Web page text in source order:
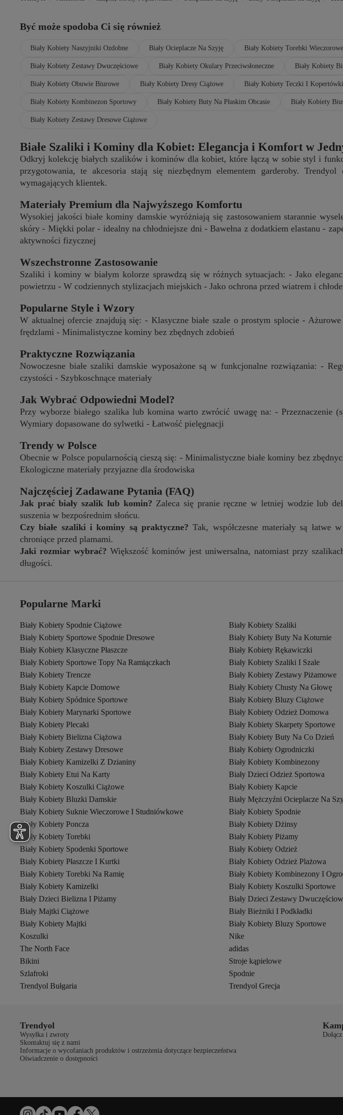
Być może spodoba Ci się również
Biały Kobiety Naszyjniki Ozdobne Biały Ocieplacze Na Szyję Biały Kobiety Torebki Wieczorowe
Biały Kobiety Zestawy Dwuczęściowe Biały Kobiety Okulary Przeciwsłoneczne Biały Kobiety
Biały Kobiety Obuwie Biurowe Biały Kobiety Dresy Ciążowe Biały Kobiety Teczki I Kopertówki
Biały Kobiety Kombinezon Sportowy Biały Kobiety Buty Na Płaskim Obcasie Biały Kobiety
Biały Kobiety Zestawy Dresowe Ciążowe
Białe Szaliki i Kominy dla Kobiet: Elegancja i Komfort w
Odkryj kolekcję białych szalików i kominów dla kobiet, które łączą w sobie styl i
przygotowania, te akcesoria stają się niezbędnym elementem garderoby.
wymagających klientek.
Materiały Premium dla Najwyższego Komfortu
Wysokiej jakości białe kominy damskie wyróżniają się zastosowaniem starannie
skóry - Miękki polar - idealny na chłodniejsze dni - Bawełna z dodatkiem elastanu -
aktywności fizycznej
Wszechstronne Zastosowanie
Szaliki i kominy w białym kolorze sprawdzą się w różnych sytuacjach: - Jako
powietrzu - W codziennych stylizacjach miejskich - Jako ochrona przed wiatrem i
Popularne Style i Wzory
W aktualnej ofercie znajdują się: - Klasyczne białe szale o prostym splocie -
frędzlami - Minimalistyczne kominy bez zbędnych zdobień
Praktyczne Rozwiązania
Nowoczesne białe szaliki damskie wyposażone są w funkcjonalne rozwiązania: -
czystości - Szybkoschnące materiały
Jak Wybrać Odpowiedni Model?
Przy wyborze białego szalika lub komina warto zwrócić uwagę na: - Przeznaczenie
Wymiary dopasowane do sylwetki - Łatwość pielęgnacji
Trendy w Polsce
Obecnie w Polsce popularnością cieszą się: - Minimalistyczne białe kominy bez
Ekologiczne materiały przyjazne dla środowiska
Najczęściej Zadawane Pytania (FAQ)
Jak prać biały szalik lub komin? Zaleca się pranie ręczne w letniej wodzie lub
suszenia w bezpośrednim słońcu.
Czy białe szaliki i kominy są praktyczne? Tak, współczesne materiały są łatwe
chroniące przed plamami.
Jaki rozmiar wybrać? Większość kominów jest uniwersalna, natomiast przy
długości.
Popularne Marki
Biały Kobiety Spodnie Ciążowe Biały Kobiety Szaliki
Biały Kobiety Sportowe Spodnie Dresowe
Biały Kobiety Buty Na Koturnie
Biały Kobiety Klasyczne Płaszcze
Biały Kobiety Rękawiczki
Biały Kobiety Sportowe Topy Na Ramiączkach
Biały Kobiety Szaliki I Szale
Biały Kobiety Trencze
Biały Kobiety Zestawy Piżamowe
Biały Kobiety Kapcie Domowe
Biały Kobiety Chusty Na Głowę
Biały Kobiety Spódnice Sportowe
Biały Kobiety Bluzy Ciążowe
Biały Kobiety Marynarki Sportowe
Biały Kobiety Odzież Domowa
Biały Kobiety Plecaki
Biały Kobiety Skarpety Sportowe
Biały Kobiety Bielizna Ciążowa
Biały Kobiety Buty Na Co Dzień
Biały Kobiety Zestawy Dresowe
Biały Kobiety Ogrodniczki
Biały Kobiety Kamizelki Z Dzianiny
Biały Kobiety Kombinezony
Biały Kobiety Etui Na Karty
Biały Dzieci Odzież Sportowa
Biały Kobiety Koszulki Ciążowe
Biały Kobiety Kapcie
Biały Kobiety Bluzki Damskie
Biały Mężczyźni Ocieplacze Na
Biały Kobiety Suknie Wieczorowe I Studniówkowe
Biały Kobiety Spodnie
Biały Kobiety Poncza
Biały Kobiety Dżinsy
Biały Kobiety Torebki
Biały Kobiety Piżamy
Biały Kobiety Spodenki Sportowe
Biały Kobiety Odzież
Biały Kobiety Płaszcze I Kurtki
Biały Kobiety Odzież Plażowa
Biały Kobiety Torebki Na Ramię
Biały Kobiety Kombinezony I
Biały Kobiety Kamizelki
Biały Kobiety Koszulki Sportowe
Biały Dzieci Bielizna I Piżamy
Biały Dzieci Zestawy
Biały Majtki Ciążowe
Biały Bieżniki I Podkładki
Biały Kobiety Majtki
Biały Kobiety Bluzy Sportowe
Koszulki
Nike
The North Face
adidas
Bikini
Stroje kąpielowe
Szlafroki
Spodnie
Trendyol Bułgaria
Trendyol Grecja
Trendyol
Wysyłka i zwroty
Skontaktuj się z nami
Informacje o wycofaniach produktów i ostrzeżenia dotyczące bezpieczeństwa
Oświadczenie o dostępności